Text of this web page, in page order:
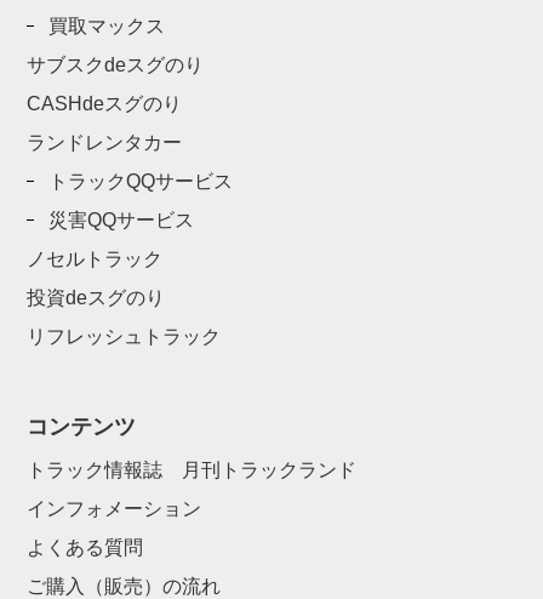
買取マックス
サブスクdeスグのり
CASHdeスグのり
ランドレンタカー
トラックQQサービス
災害QQサービス
ノセルトラック
投資deスグのり
リフレッシュトラック
コンテンツ
トラック情報誌 月刊トラックランド
インフォメーション
よくある質問
ご購入（販売）の流れ